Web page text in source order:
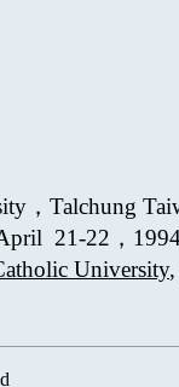
，Talchung
21-22，
University